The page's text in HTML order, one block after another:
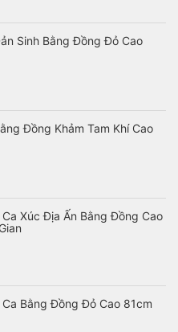
Sinh Bằng Đồng Đỏ Cao
Đồng Khảm Tam Khí Cao
Xúc Địa Ấn Bằng Đồng Cao
Bằng Đồng Đỏ Cao 81cm